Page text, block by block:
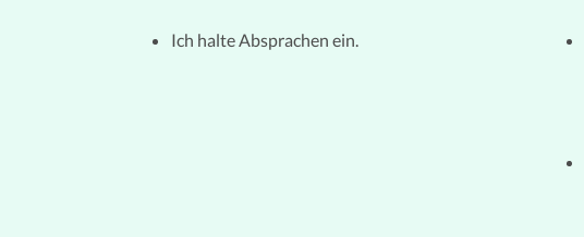
Ich halte Absprachen ein.